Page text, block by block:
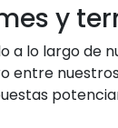
y
a lo largo de
entre